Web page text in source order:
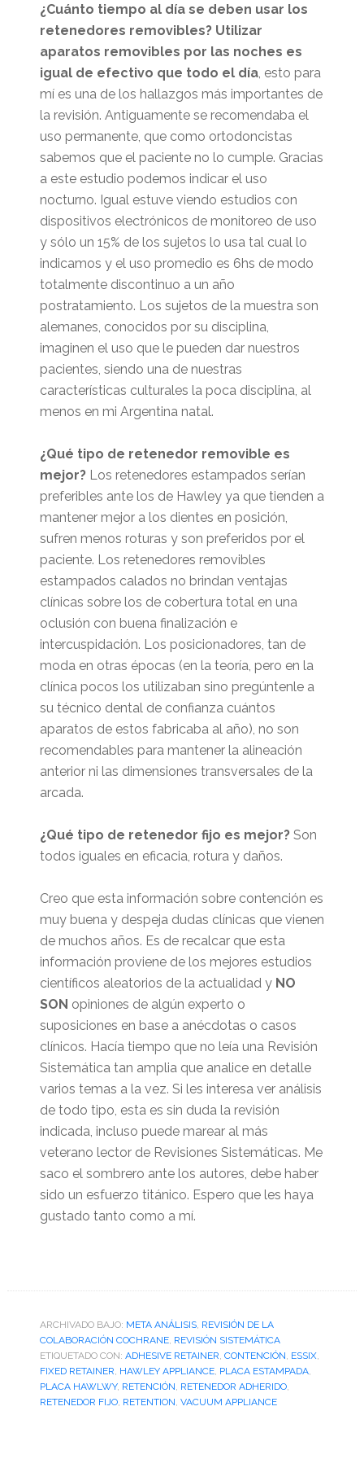
¿Cuánto tiempo al día se deben usar los
retenedores removibles? Utilizar
aparatos removibles por las noches es
igual de efectivo que todo el día, esto para
mí es una de los hallazgos más importantes de
la revisión. Antiguamente se recomendaba el
uso permanente, que como ortodoncistas
sabemos que el paciente no lo cumple. Gracias
a este estudio podemos indicar el uso
nocturno. Igual estuve viendo estudios con
dispositivos electrónicos de monitoreo de uso
y sólo un 15% de los sujetos lo usa tal cual lo
indicamos y el uso promedio es 6hs de modo
totalmente discontinuo a un año
postratamiento. Los sujetos de la muestra son
alemanes, conocidos por su disciplina,
imaginen el uso que le pueden dar nuestros
pacientes, siendo una de nuestras
características culturales la poca disciplina, al
menos en mi Argentina natal.
¿Qué tipo de retenedor removible es
mejor?Los retenedores estampados serían
preferibles ante los de Hawley ya que tienden a
mantener mejor a los dientes en posición,
sufren menos roturas y son preferidos por el
paciente. Los retenedores removibles
estampados calados no brindan ventajas
clínicas sobre los de cobertura total en una
oclusión con buena finalización e
intercuspidación. Los posicionadores, tan de
moda en otras épocas (en la teoría, pero en la
clínica pocos los utilizaban sino pregúntenle a
su técnico dental de confianza cuántos
aparatos de estos fabricaba al año), no son
recomendables para mantener la alineación
anterior ni las dimensiones transversales de la
arcada.
¿Qué tipo de retenedor fijo es mejor?Son
todos iguales en eficacia, rotura y daños.
Creo que esta información sobre contención es
muy buena y despeja dudas clínicas que vienen
de muchos años. Es de recalcar que esta
información proviene de los mejores estudios
científicos aleatorios de la actualidad y NO
SON opiniones de algún experto o
suposiciones en base a anécdotas o casos
clínicos. Hacía tiempo que no leía una Revisión
Sistemática tan amplia que analice en detalle
varios temas a la vez. Si les interesa ver análisis
de todo tipo, esta es sin duda la revisión
indicada, incluso puede marear al más
veterano lector de Revisiones Sistemáticas. Me
saco el sombrero ante los autores, debe haber
sido un esfuerzo titánico. Espero que les haya
gustado tanto como a mí.
ARCHIVADO BAJO: META ANÁLISIS, REVISIÓN DE LA
COLABORACIÓN COCHRANE, REVISIÓN SISTEMÁTICA
ETIQUETADO CON: ADHESIVE RETAINER, CONTENCIÓN, ESSIX,
FIXED RETAINER, HAWLEY APPLIANCE, PLACA ESTAMPADA,
PLACA HAWLWY, RETENCIÓN, RETENEDOR ADHERIDO,
RETENEDOR FIJO, RETENTION, VACUUM APPLIANCE